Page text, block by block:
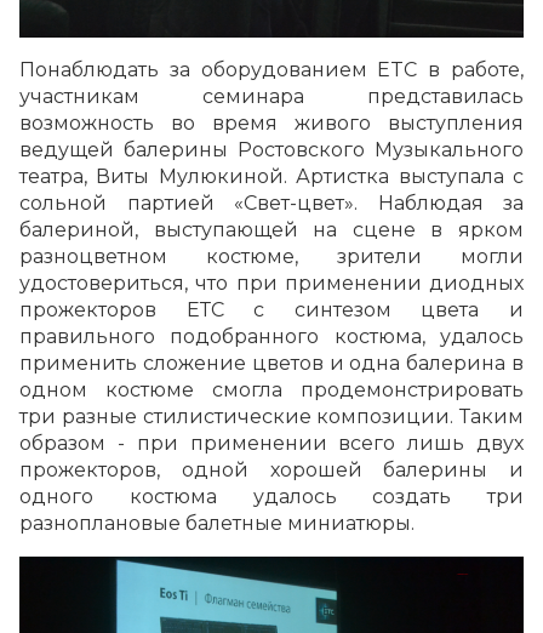
Понаблюдать за оборудованием ETC в работе,
участникам семинара представилась
возможность во время живого выступления
ведущей балерины Ростовского Музыкального
театра, Виты Мулюкиной. Артистка выступала с
сольной партией «Свет-цвет». Наблюдая за
балериной, выступающей на сцене в ярком
разноцветном костюме, зрители могли
удостовериться, что при применении диодных
прожекторов ЕТС с синтезом цвета и
правильного подобранного костюма, удалось
применить сложение цветов и одна балерина в
одном костюме смогла продемонстрировать
три разные стилистические композиции. Таким
образом - при применении всего лишь двух
прожекторов, одной хорошей балерины и
одного костюма удалось создать три
разноплановые балетные миниатюры.